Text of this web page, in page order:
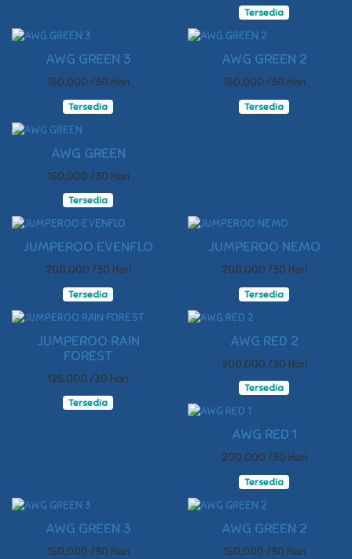
Tersedia
AWG GREEN 3
150,000 /30 Hari
Tersedia
AWG GREEN 2
150,000 /30 Hari
Tersedia
AWG GREEN
150,000 /30 Hari
Tersedia
JUMPEROO EVENFLO
200,000 /30 Hari
Tersedia
JUMPEROO NEMO
200,000 /30 Hari
Tersedia
JUMPEROO RAIN
FOREST
125,000 /30 Hari
Tersedia
AWG RED 2
200,000 /30 Hari
Tersedia
AWG RED 1
200,000 /30 Hari
Tersedia
AWG GREEN 3
150,000 /30 Hari
AWG GREEN 2
150,000 /30 Hari